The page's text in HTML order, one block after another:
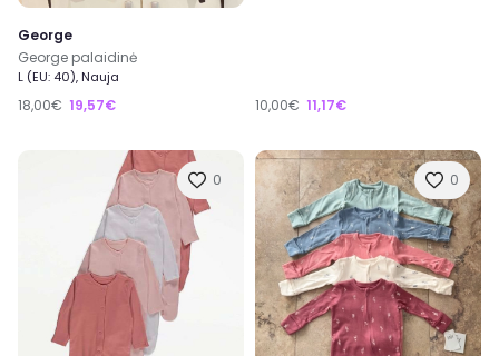
George
George palaidinė
L (EU: 40), Nauja
18,00€ 19,57€ 10,00€ 11,17€
0 0